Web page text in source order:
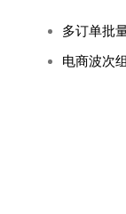
多订单批
电商波次